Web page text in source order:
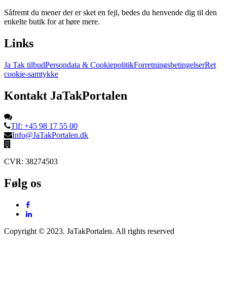
Såfremt du mener der er sket en fejl, bedes du henvende dig til den
enkelte butik for at høre mere.
Links
Ja Tak tilbudPersondata & CookiepolitikForretningsbetingelserRet
cookie-samtykke
Kontakt JaTakPortalen
Tlf: +45 98 17 55 00
Info@JaTakPortalen.dk
CVR: 38274503
Følg os
Copyright © 2023. JaTakPortalen. All rights reserved